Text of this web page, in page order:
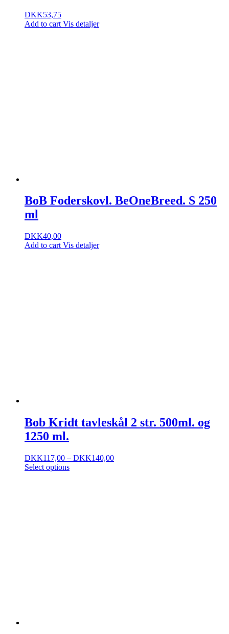
DKK53,75
Add to cart Vis detaljer
BoB Foderskovl. BeOneBreed. S 250
ml
DKK40,00
Add to cart Vis detaljer
Bob Kridt tavleskål 2 str. 500ml. og
1250 ml.
DKK117,00 – DKK140,00
Select options